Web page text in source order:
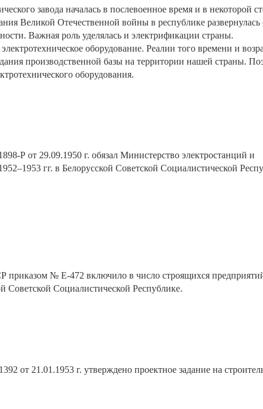
завода началась в послевоенное время и в некоторой
Великой Отечественной войны в республике развернулась
Важная роль уделялась и электрификации страны.
оборудование. Реалии того времени и
производственной базы на территории нашей страны.
оборудования.
Р от 29.09.1950 г. обязал Министерство электростанций и
гг. в Белорусской Советской Социалистической
№ Е-472 включило в число строящихся
Советской Социалистической Республике.
21.01.1953 г. утверждено проектное задание на